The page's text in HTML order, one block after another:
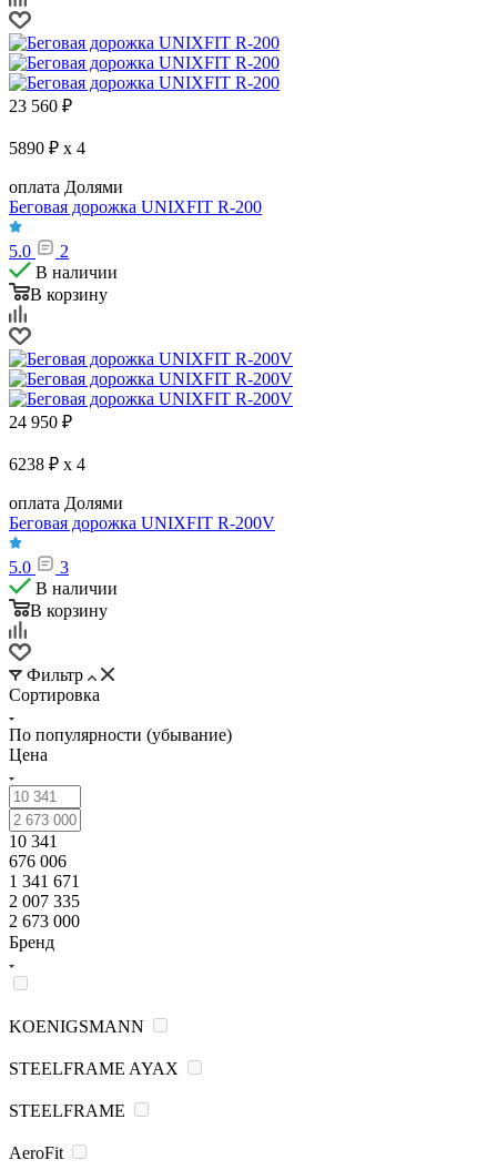
23 560 ₽
5890 ₽ x 4
оплата Долями
Беговая дорожка UNIXFIT R-200
5.0
2
В наличии
В корзину
24 950 ₽
6238 ₽ x 4
оплата Долями
Беговая дорожка UNIXFIT R-200V
5.0
3
В наличии
В корзину
Фильтр
Сортировка
По популярности (убывание)
Цена
10 341
676 006
1 341 671
2 007 335
2 673 000
Бренд
KOENIGSMANN
STEELFRAME AYAX
STEELFRAME
AeroFit